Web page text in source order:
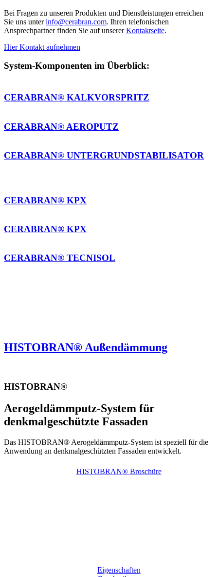
Ansprechpartner finden Sie auf unsererKontaktseite.
Hier Kontakt aufnehmen
System-Komponenten im Überblick:
Aerogeldämmputz-System für
denkmalgeschützte Fassaden
Das HISTOBRAN® Aerogeldämmputz-System ist speziell für die
HISTOBRAN® Broschüre
Verarbeitung